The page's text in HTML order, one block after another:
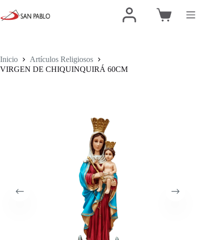
Inicio
Artículos Religiosos
VIRGEN DE CHIQUINQUIRÁ 60CM